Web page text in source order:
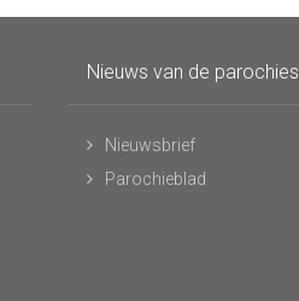
Nieuws van de parochies
Nieuwsbrief
Parochieblad